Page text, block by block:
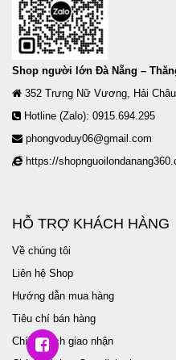
Shop người lớn Đà Nẵng –
352 Trưng Nữ Vương, Hải
Hotline (Zalo): 0915.694.295
phongvoduy06@gmail.com
https://
HỖ TRỢ KHÁCH HÀNG
Về chúng tôi
Liên hệ Shop
Hướng dẫn mua hàng
Tiêu chí bán hàng
Chính sách giao nhận